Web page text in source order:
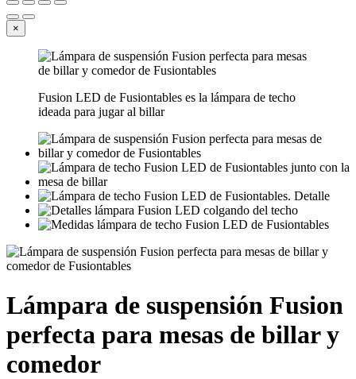
×
Fusion LED de Fusiontables es la lámpara de techo
ideada para jugar al billar
Lámpara de suspensión Fusion
perfecta para mesas de billar y
comedor